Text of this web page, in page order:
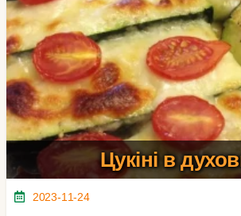
Цукіні в
2023-11-24